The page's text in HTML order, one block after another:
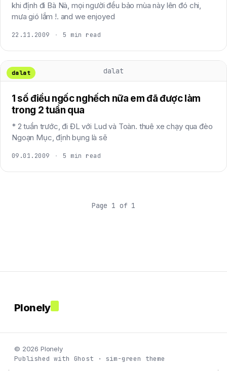
khi định đi Bà Nà, mọi người đều bảo mùa này lên đó chi,
mưa gió lắm !. and we enjoyed
22.11.2009 · 5 min read
dalat
dalat
1 số điều ngốc nghếch nữa em đã được làm
trong 2 tuần qua
* 2 tuần trước, đi ĐL với Lud và Toàn. thuê xe chạy qua đèo
Ngoạn Mục, định bụng là sẽ
09.01.2009 · 5 min read
Page 1 of 1
Plonely
© 2026 Plonely
Published with Ghost · sim-green theme